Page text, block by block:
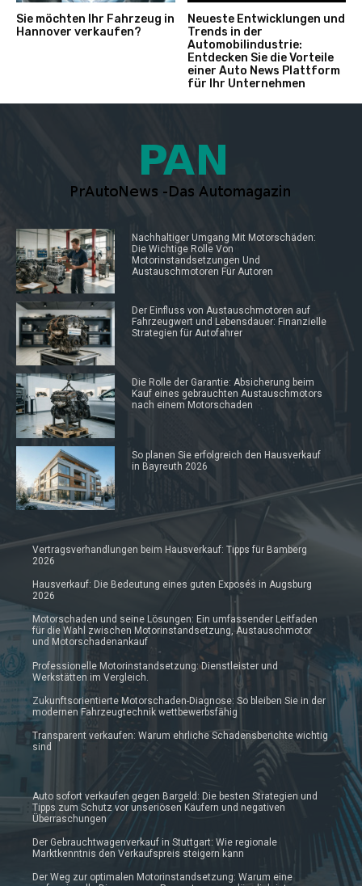
Sie möchten Ihr Fahrzeug in
Hannover verkaufen?
Neueste Entwicklungen und
Trends in der
Automobilindustrie:
Entdecken Sie die Vorteile
einer Auto News Plattform
für Ihr Unternehmen
Nachhaltiger Umgang Mit Motorschäden:
Die Wichtige Rolle Von
Motorinstandsetzungen Und
Austauschmotoren Für Autoren
Der Einfluss von Austauschmotoren auf
Fahrzeugwert und Lebensdauer: Finanzielle
Strategien für Autofahrer
Die Rolle der Garantie: Absicherung beim
Kauf eines gebrauchten Austauschmotors
nach einem Motorschaden
So planen Sie erfolgreich den Hausverkauf
in Bayreuth 2026
Vertragsverhandlungen beim Hausverkauf: Tipps für Bamberg
2026
Hausverkauf: Die Bedeutung eines guten Exposés in Augsburg
2026
Motorschaden und seine Lösungen: Ein umfassender Leitfaden
für die Wahl zwischen Motorinstandsetzung, Austauschmotor
und Motorschadenankauf
Professionelle Motorinstandsetzung: Dienstleister und
Werkstätten im Vergleich.
Zukunftsorientierte Motorschaden-Diagnose: So bleiben Sie in der
modernen Fahrzeugtechnik wettbewerbsfähig
Transparent verkaufen: Warum ehrliche Schadensberichte wichtig
sind
Auto sofort verkaufen gegen Bargeld: Die besten Strategien und
Tipps zum Schutz vor unseriösen Käufern und negativen
Überraschungen
Der Gebrauchtwagenverkauf in Stuttgart: Wie regionale
Marktkenntnis den Verkaufspreis steigern kann
Der Weg zur optimalen Motorinstandsetzung: Warum eine